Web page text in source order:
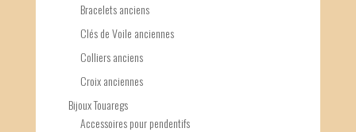
Bracelets anciens
Clés de Voile anciennes
Colliers anciens
Croix anciennes
Bijoux Touaregs
Accessoires pour pendentifs